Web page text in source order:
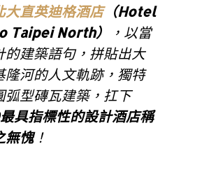
大直英迪格酒店（Hotel
Taipei North）
，以當
的建築語句，拼貼出大
隆河的人文軌跡，獨特
弧型磚瓦建築，扛下
具指標性的設計酒店稱
無愧！